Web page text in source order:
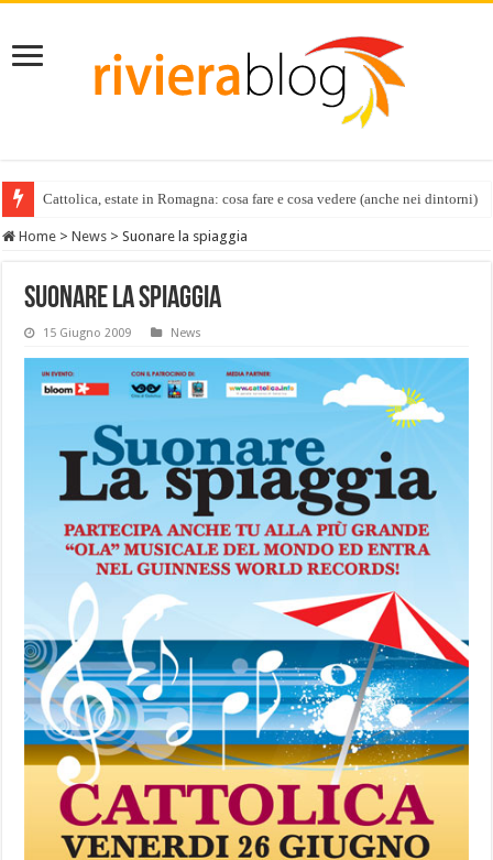
Cattolica, estate in Romagna: cosa fare e cosa vedere (anche nei dintorni)
Home > News > Suonare la spiaggia
Suonare la spiaggia
15 Giugno 2009 News